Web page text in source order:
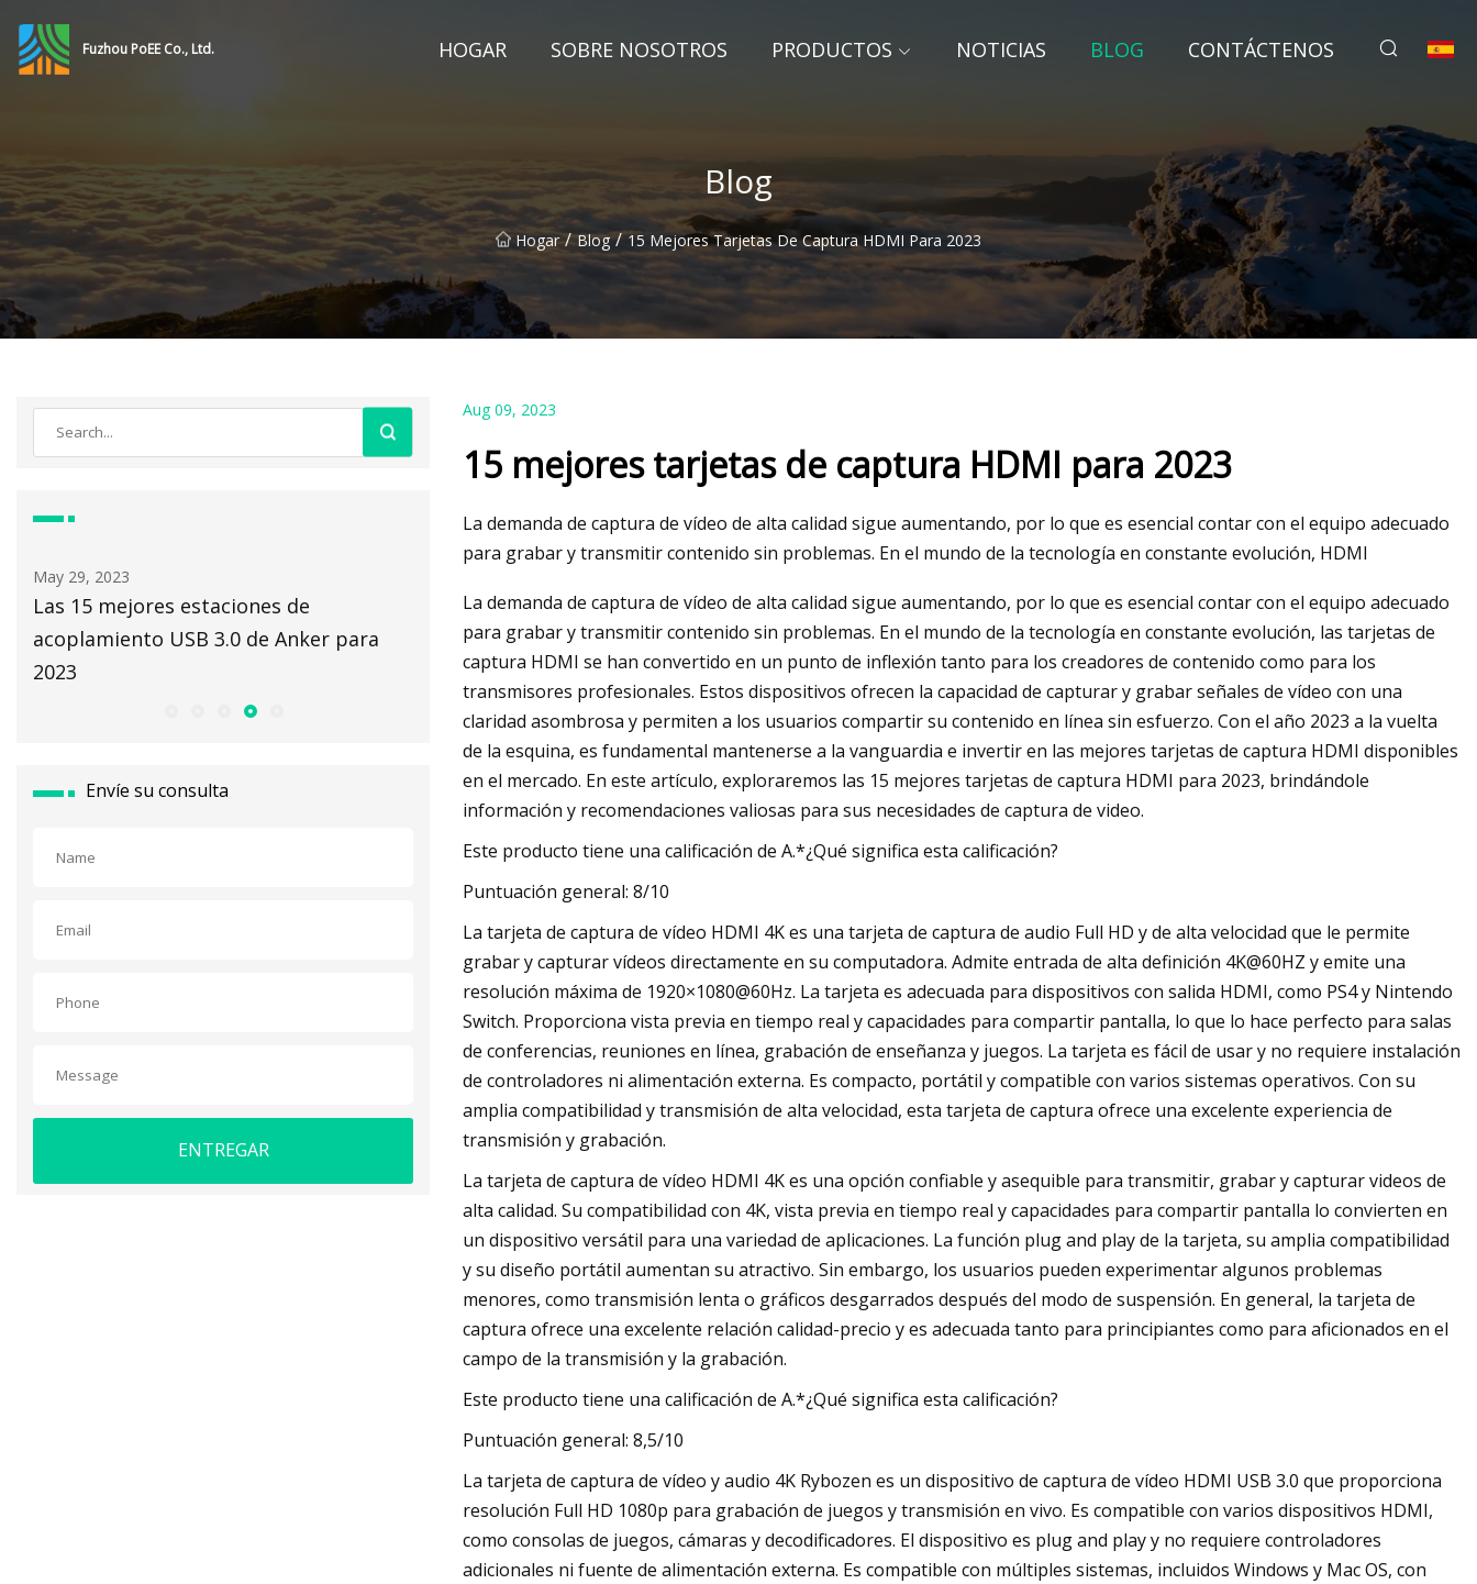
Fuzhou PoEE Co., Ltd. HOGAR SOBRE NOSOTROS PRODUCTOS NOTICIAS BLOG CONTÁCTENOS
Blog
Hogar / Blog / 15 Mejores Tarjetas De Captura HDMI Para 2023
para
14 increíbles estaciones de
acoplamiento universales USB 3.0 de
WhatsApp mejora las llamadas
grupales de audio y vídeo para usuarios
de Mac
Envíe su consulta
ENTREGAR
Aug 09, 2023
15 mejores tarjetas de captura HDMI para 2023
La demanda de captura de vídeo de alta calidad sigue aumentando, por lo que es esencial contar con el equipo adecuado
para grabar y transmitir contenido sin problemas. En el mundo de la tecnología en constante evolución, HDMI
La demanda de captura de vídeo de alta calidad sigue aumentando, por lo que es esencial contar con el equipo adecuado
para grabar y transmitir contenido sin problemas. En el mundo de la tecnología en constante evolución, las tarjetas de
captura HDMI se han convertido en un punto de inflexión tanto para los creadores de contenido como para los
transmisores profesionales. Estos dispositivos ofrecen la capacidad de capturar y grabar señales de vídeo con una
claridad asombrosa y permiten a los usuarios compartir su contenido en línea sin esfuerzo. Con el año 2023 a la vuelta
de la esquina, es fundamental mantenerse a la vanguardia e invertir en las mejores tarjetas de captura HDMI disponibles
en el mercado. En este artículo, exploraremos las 15 mejores tarjetas de captura HDMI para 2023, brindándole
información y recomendaciones valiosas para sus necesidades de captura de video.
Este producto tiene una calificación de A.*¿Qué significa esta calificación?
Puntuación general: 8/10
La tarjeta de captura de vídeo HDMI 4K es una tarjeta de captura de audio Full HD y de alta velocidad que le permite
grabar y capturar vídeos directamente en su computadora. Admite entrada de alta definición 4K@60HZ y emite una
resolución máxima de 1920×1080@60Hz. La tarjeta es adecuada para dispositivos con salida HDMI, como PS4 y Nintendo
Switch. Proporciona vista previa en tiempo real y capacidades para compartir pantalla, lo que lo hace perfecto para salas
de conferencias, reuniones en línea, grabación de enseñanza y juegos. La tarjeta es fácil de usar y no requiere instalación
de controladores ni alimentación externa. Es compacto, portátil y compatible con varios sistemas operativos. Con su
amplia compatibilidad y transmisión de alta velocidad, esta tarjeta de captura ofrece una excelente experiencia de
transmisión y grabación.
La tarjeta de captura de vídeo HDMI 4K es una opción confiable y asequible para transmitir, grabar y capturar videos de
alta calidad. Su compatibilidad con 4K, vista previa en tiempo real y capacidades para compartir pantalla lo convierten en
un dispositivo versátil para una variedad de aplicaciones. La función plug and play de la tarjeta, su amplia compatibilidad
y su diseño portátil aumentan su atractivo. Sin embargo, los usuarios pueden experimentar algunos problemas
menores, como transmisión lenta o gráficos desgarrados después del modo de suspensión. En general, la tarjeta de
captura ofrece una excelente relación calidad-precio y es adecuada tanto para principiantes como para aficionados en el
campo de la transmisión y la grabación.
Este producto tiene una calificación de A.*¿Qué significa esta calificación?
Puntuación general: 8,5/10
La tarjeta de captura de vídeo y audio 4K Rybozen es un dispositivo de captura de vídeo HDMI USB 3.0 que proporciona
resolución Full HD 1080p para grabación de juegos y transmisión en vivo. Es compatible con varios dispositivos HDMI,
como consolas de juegos, cámaras y decodificadores. El dispositivo es plug and play y no requiere controladores
adicionales ni fuente de alimentación externa. Es compatible con múltiples sistemas, incluidos Windows y Mac OS, con